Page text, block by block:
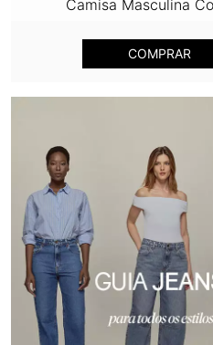
Camisa Masculina
COMPRAR